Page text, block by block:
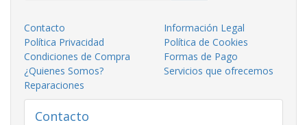
Contacto
Información Legal
Política Privacidad
Política de Cookies
Condiciones de Compra
Formas de Pago
¿Quienes Somos?
Servicios que ofrecemos
Reparaciones
Contacto